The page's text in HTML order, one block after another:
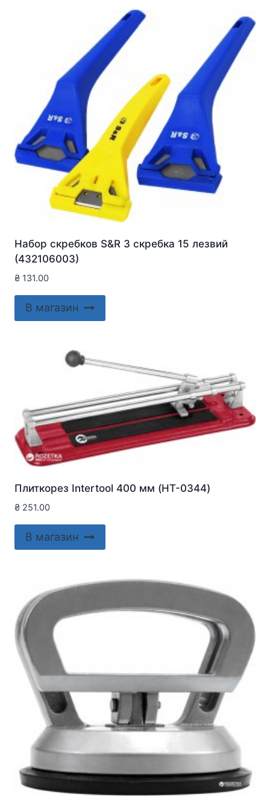
Набор скребков S&R 3 скребка 15 лезвий
(432106003)
₴ 131.00
В магазин
Плиткорез Intertool 400 мм (HT-0344)
₴ 251.00
В магазин